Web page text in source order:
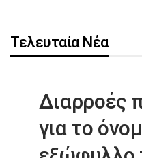
Τελευταία Νέα
Διαρροές
για το